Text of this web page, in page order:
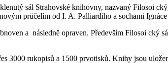
sál Strahovské knihovny, nazvaný Filosoi
průčelím od I. A. Palliardiho a sochami Ignáce
a následně opraven. Především Filosoi cký
3000 rukopisů a 1500 prvotisků. Knihy jsou